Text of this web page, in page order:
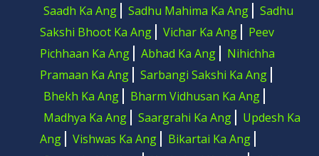
Saadh Ka Ang
Sadhu Mahima Ka Ang
Sadhu
Sakshi Bhoot Ka Ang
Vichar Ka Ang
Peev
Pichhaan Ka Ang
Abhad Ka Ang
Nihichha
Pramaan Ka Ang
Sarbangi Sakshi Ka Ang
Bhekh Ka Ang
Bharm Vidhusan Ka Ang
Madhya Ka Ang
Saargrahi Ka Ang
Updesh Ka
Ang
Vishwas Ka Ang
Bikartai Ka Ang